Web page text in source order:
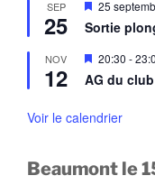
n
t
n
a
a
n
t
SEP
25
M
s
n
a
n
25
Sortie
NOV
12
M
i
s
n
n
20:30 -
AG du club
Voir le calendrier
Beaumont le